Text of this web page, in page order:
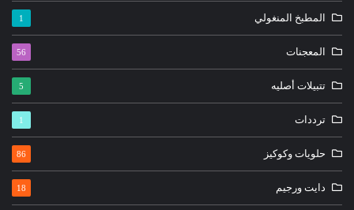
المطبخ المنغولي 1
المعجنات 56
تتبيلات أصليه 5
ترددات 1
حلويات وكوكيز 86
دايت ورجيم 18